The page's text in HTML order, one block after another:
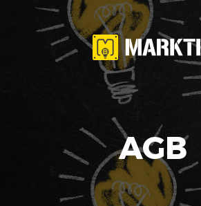
AGB
Pop-up-Store
Galerie
Workshops &